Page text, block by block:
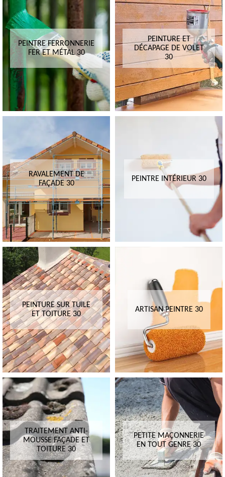
PEINTRE FERRONNERIE
FER ET MÉTAL 30
PEINTURE ET
DÉCAPAGE DE VOLET
30
RAVALEMENT DE
FAÇADE 30
PEINTRE INTÉRIEUR 30
PEINTURE SUR TUILE
ET TOITURE 30
ARTISAN PEINTRE 30
TRAITEMENT ANTI-
MOUSSE FAÇADE ET
TOITURE 30
PETITE MAÇONNERIE
EN TOUT GENRE 30